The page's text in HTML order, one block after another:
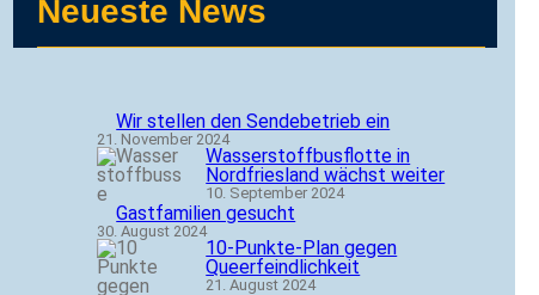
Neueste News
Wir stellen den Sendebetrieb ein
21. November 2024
Wasserstoffbusflotte in
Nordfriesland wächst weiter
10. September 2024
Gastfamilien gesucht
30. August 2024
10-Punkte-Plan gegen
Queerfeindlichkeit
21. August 2024